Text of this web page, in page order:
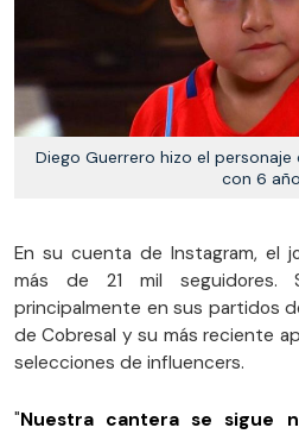
Diego Guerrero hizo el personaje
con 6
En su cuenta de Instagram, el
más de 21 mil seguidores.
principalmente en sus partidos
de Cobresal y su más reciente
selecciones de influencers.
"Nuestra cantera se sigue